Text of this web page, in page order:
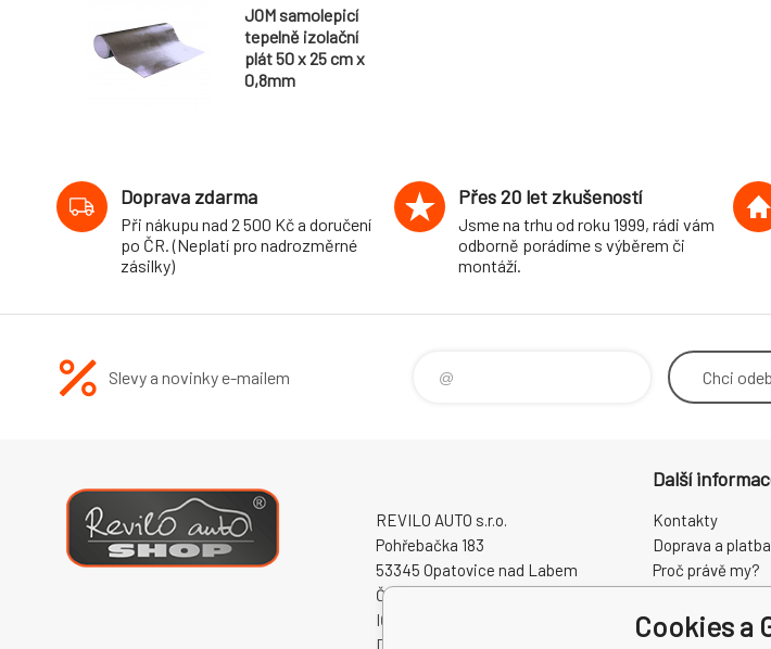
JOM samolepicí
tepelně izolační
plát 50 x 25 cm x
0,8mm
Doprava zdarma
Při nákupu nad 2 500 Kč a doručení
po ČR. (Neplatí pro nadrozměrné
zásilky)
Přes 20 let zkušeností
Jsme na trhu od roku 1999, rádi vám
odborně porádíme s výběrem či
montáží.
Slevy a novinky e-mailem Chci
REVILO AUTO s.r.o.
Pohřebačka 183
53345 Opatovice nad Labem
Česká republika
IČO: 60931868
DIČ: CZ60931868
Další
Kontakty
Doprava a platba
Proč právě my?
Kamenná
Cookies a